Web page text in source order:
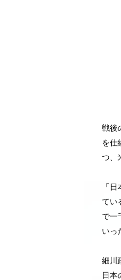
戦後
を仕
つ、
「
てい
で一
いっ
細川
日本